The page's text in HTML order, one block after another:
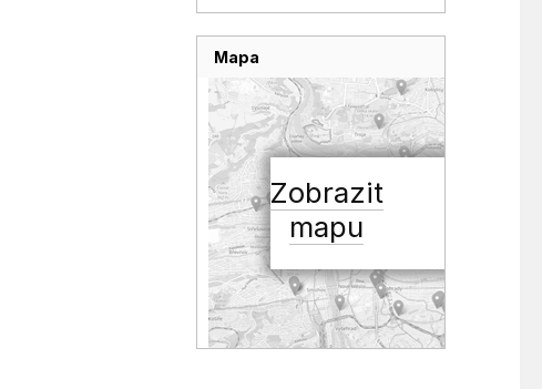
Mapa
Zobrazit
mapu